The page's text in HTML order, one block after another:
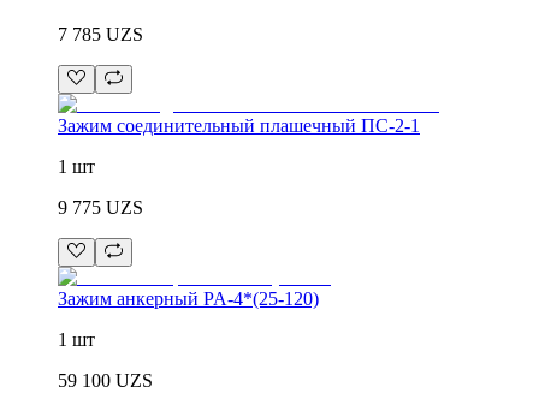
7 785 UZS
Зажим соединительный плашечный ПС-2-1
1 шт
9 775 UZS
Зажим анкерный PA-4*(25-120)
1 шт
59 100 UZS